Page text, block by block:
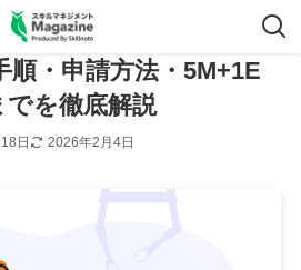
順・申請方法・5M+1E
でを徹底解説
日 2026年2月4日